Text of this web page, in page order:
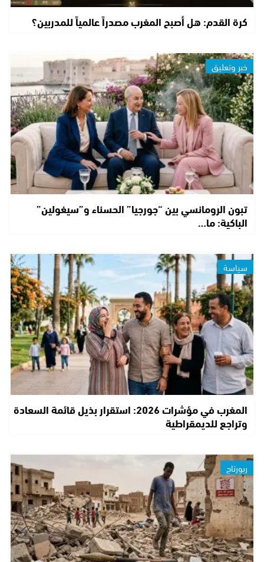
كرة القدم: هل أصبح المغرب مصدراً عالمياً للمدربين؟
خبر وتعليق
تبون الرومانسي بين “جورجيا” الحسناء و”سيغولين”
الباكية: ما…
سياسة
المغرب في مؤشرات 2026: استقرار بذيل قائمة السعادة
وتراجع للديمقراطية
ربورتاج